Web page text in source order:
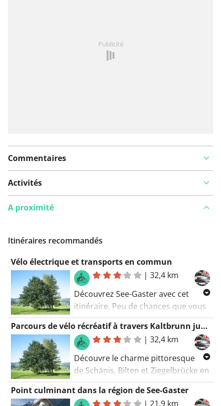
Publicité
Commentaires
Activités
A proximité
Itinéraires recommandés
Vélo électrique et transports en commun
|32,4 km
Découvrez See-Gaster avec cet
itinéraire. Peu de chances que vous
voyiez beaucoup de voitures le long
de cette route. Grâce à la gare (gare
de Ziegelbrücke), cette piste cyclable
peut être combinée avec les
transports en commun. Ils sont
verts ou pas ;-). Les cyclistes sportifs
peuvent rapidement passer devant
Parcours de vélo récréatif à travers Kaltbrunn jusquà Schänis
|32,4 km
Découvre le charme pittoresque
de Schänis, Bilten et Ziegelbrücke en
faisant une balade à vélo récréative
à Kaltbrunn.
Point culminant dans la région de See-Gaster
|21,9 km